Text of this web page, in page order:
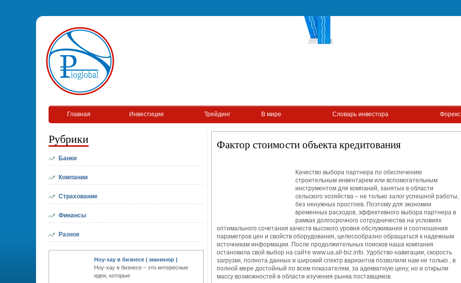
Главная Инвестиции Трейдинг В мире Словарь инвестора Форекс
Рубрики
Банки
Компании
Страхование
Финансы
Разное
Ноу-хау в бизнесе ( маникюр )
Ноу-хау в бизнесе – это интересные
идеи, которые
Фактор стоимости объекта кредитования
Качество выбора партнера по обеспечению
строительным инвентарем или вспомогательным
инструментом для компаний, занятых в области
сельского хозяйства – не только залог успешной работы,
без ненужных простоев. Поэтому для экономии
временных расходов, эффективного выбора партнера в
рамках долгосрочного сотрудничества на условиях
оптимального сочетания качеств высокого уровня обслуживания и соотношения
параметров цен и свойств оборудования, целесообразно обращаться к надежным
источникам информации. После продолжительных поисков наша компания
остановила свой выбор на сайте www.ua.all-biz.info. Удобство навигации, скорость
загрузки, полнота данных и широкий спектр вариантов позволили нам не только , в
полной мере достойный по всем показателям, за адекватную цену, но и открыли
массу возможностей в области изучения рынка поставщиков.